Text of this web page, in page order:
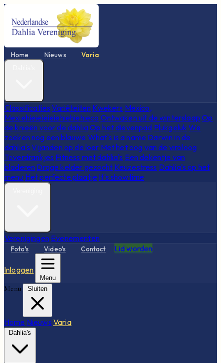
Home Nieuws Varia
Classificaties Variëteiten Kwekers Mexico,
Mexiehieieieieiehiehiehieco Ontwaken uit de winterslaap Op
de knieën voor de dahliaOp het dievenpad Plukgeluk We
zoeken nog een blauwe What's is a name Darwin in de
dahlia's Vijanden op de loer Met het oog van de viroloog
Toverdrankjes Fitness met dahlia's Een dekentje van
bladeren Droge kelder gezocht Keuzestress Dahlia's op het
menu Het perfecte plaatje It's showtime
Verenigingen Evenementen
Foto's Video's Contact Lid worden
Inloggen
Menu
Menu Sluiten
Home Nieuws Varia
Dahlia's